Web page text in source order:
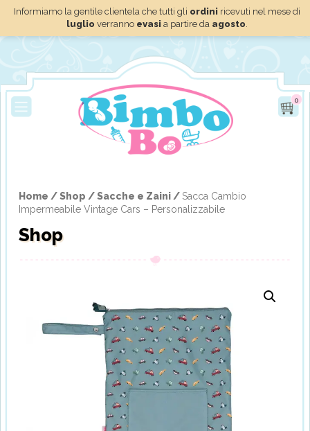
Informiamo la gentile clientela che tutti gli ordini ricevuti nel mese di
luglio verranno evasi a partire da agosto.
0
Home /Shop /Sacche e Zaini / Sacca Cambio
Impermeabile Vintage Cars – Personalizzabile
Shop